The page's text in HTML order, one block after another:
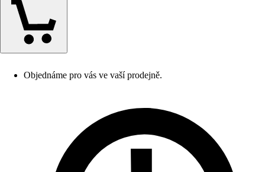
Objednáme pro vás ve vaší prodejně.